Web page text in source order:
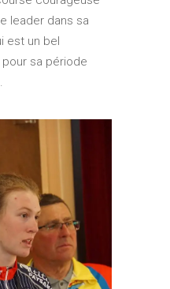
leader dans sa
est un bel
sa période